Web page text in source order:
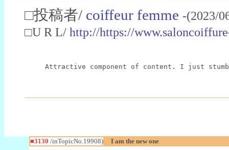
□投稿者/ coiffeur femme -(2023/
□U R L/ http://https://
Attractive component of content. I just
■3130 /inTopicNo.19908) I am the new one